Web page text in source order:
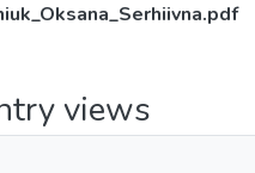
views